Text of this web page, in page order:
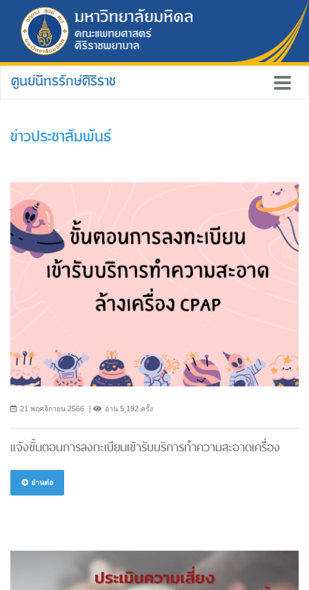
ศูนย์นิทรรักษ์ศิริราช
ข่าวประชาสัมพันธ์
21 พฤศจิกายน 2566 อ่าน 5,192 ครั้ง
เเจ้งขั้นตอนการลงทะเบียนเข้ารับบริการทำความสะอาดเครื่อง
อ่านต่อ